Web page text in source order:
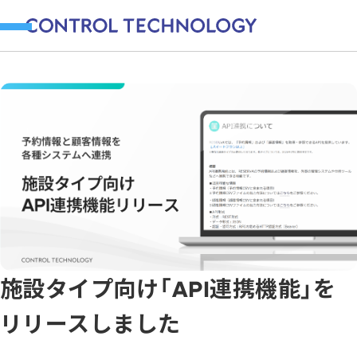
施設タイプ向け「API連携機能」を
リリースしました